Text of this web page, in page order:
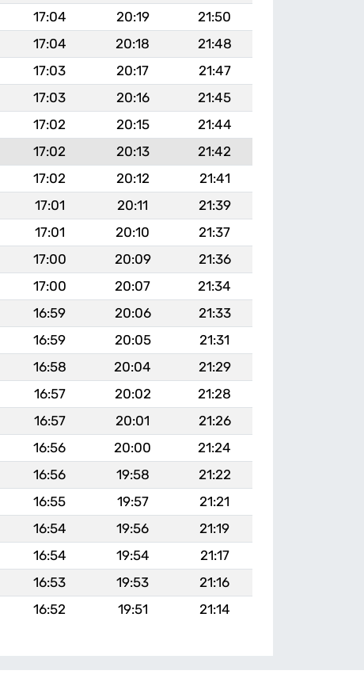
17:04 20:19
21:50
17:04 20:18
21:48
17:03 20:17
21:47
17:03 20:16
21:45
17:02 20:15
21:44
17:02 20:13
21:42
17:02 20:12
21:41
17:01 20:11
21:39
17:01 20:10
21:37
17:00 20:09
21:36
17:00 20:07
21:34
16:59 20:06
21:33
16:59 20:05
21:31
16:58 20:04
21:29
16:57 20:02
21:28
16:57 20:01
21:26
16:56 20:00
21:24
16:56 19:58
21:22
16:55 19:57
21:21
16:54 19:56
21:19
16:54 19:54
21:17
16:53 19:53
21:16
16:52 19:51 21:14